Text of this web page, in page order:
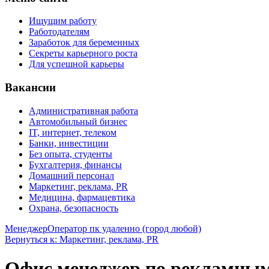
Ищущим работу
Работодателям
Заработок для беременных
Секреты карьерного роста
Для успешной карьеры
Вакансии
Административная работа
Автомобильный бизнес
IT, интернет, телеком
Банки, инвестиции
Без опыта, студенты
Бухгалтерия, финансы
Домашний персонал
Маркетинг, реклама, PR
Медицина, фармацевтика
Охрана, безопасность
МенеджерОператор пк удаленно (город любой)
Вернуться к: Маркетинг, реклама, PR